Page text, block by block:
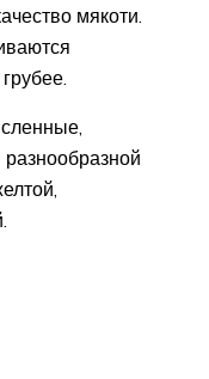
мякоти.